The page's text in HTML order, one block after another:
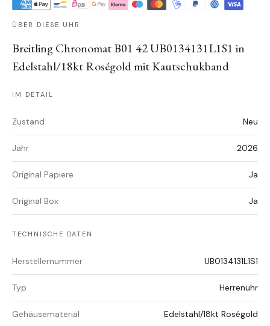
ÜBER DIESE UHR
Breitling Chronomat B01 42 UB0134131L1S1 in
Edelstahl/18kt Roségold mit Kautschukband
IM DETAIL
Zustand Neu
Jahr 2026
Original Papiere Ja
Original Box Ja
TECHNISCHE DATEN
Herstellernummer UB0134131L1S1
Typ Herrenuhr
Gehäusematerial Edelstahl/18kt Roségold